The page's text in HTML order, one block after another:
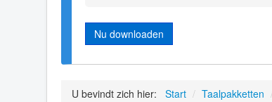
Nu downloaden
U bevindt zich hier: Start / Taalpakketten